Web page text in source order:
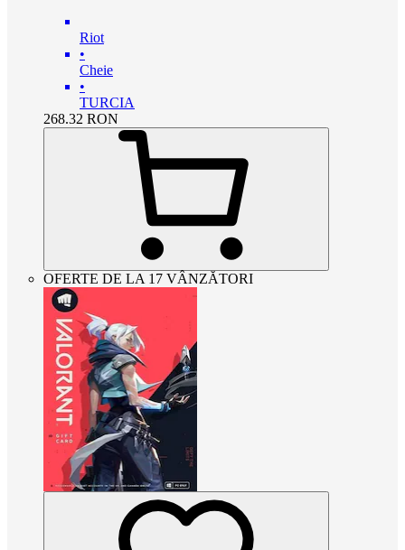
Riot
•
Cheie
•
TURCIA
268.32 RON
OFERTE DE LA 17 VÂNZĂTORI